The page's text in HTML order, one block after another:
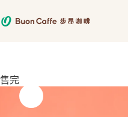
至
容
售完